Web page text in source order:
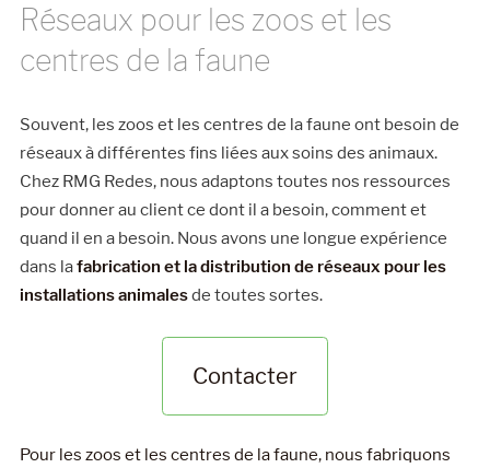
Réseaux pour les zoos et les
centres de la faune
Souvent, les zoos et les centres de la faune ont besoin de
réseaux à différentes fins liées aux soins des animaux.
Chez RMG Redes, nous adaptons toutes nos ressources
pour donner au client ce dont il a besoin, comment et
quand il en a besoin. Nous avons une longue expérience
dans lafabrication et la distribution de réseaux pour les
installations animalesde toutes sortes.
Contacter
Pour les zoos et les centres de la faune, nous fabriquons